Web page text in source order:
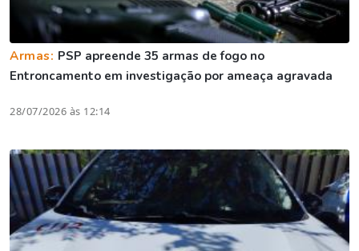
Armas: PSP apreende 35 armas de fogo no
Entroncamento em investigação por ameaça agravada
28/07/2026 às 12:14